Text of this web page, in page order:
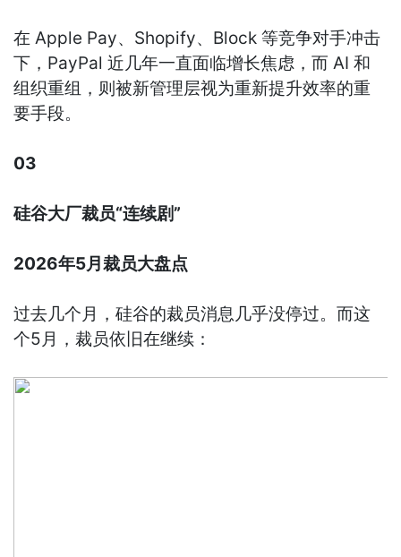
在 Apple Pay、Shopify、Block 等竞争对手冲击
下，PayPal 近几年一直面临增长焦虑，而 AI 和
组织重组，则被新管理层视为重新提升效率的重
要手段。
03
硅谷大厂裁员“连续剧”
2026年5月裁员大盘点
过去几个月，硅谷的裁员消息几乎没停过。而这
个5月，裁员依旧在继续：